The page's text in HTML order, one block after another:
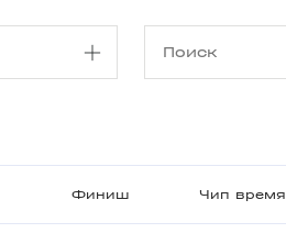
Финиш Чип время